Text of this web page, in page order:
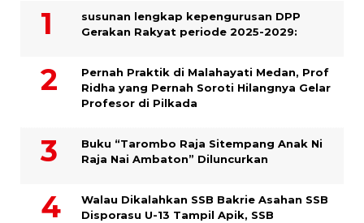
susunan lengkap kepengurusan DPP
Gerakan Rakyat periode 2025-2029:
Pernah Praktik di Malahayati Medan, Prof
Ridha yang Pernah Soroti Hilangnya Gelar
Profesor di Pilkada
Buku “Tarombo Raja Sitempang Anak Ni
Raja Nai Ambaton” Diluncurkan
Walau Dikalahkan SSB Bakrie Asahan SSB
Disporasu U-13 Tampil Apik, SSB